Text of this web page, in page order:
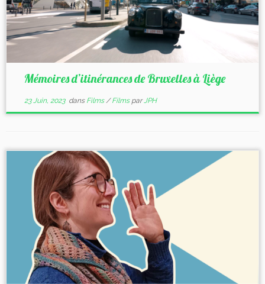
Mémoires d’itinérances de Bruxelles à Liège
23 Juin, 2023dans Films/Films parJPH